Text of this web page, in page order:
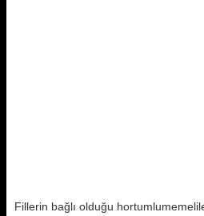
Fillerin bağlı olduğu